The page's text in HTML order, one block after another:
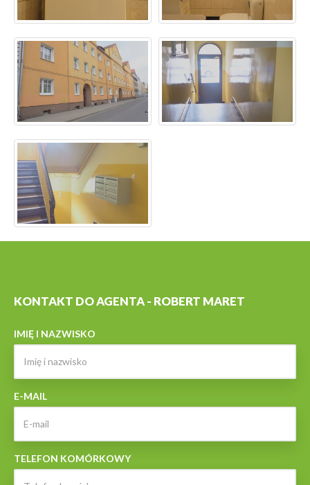
KONTAKT DO AGENTA - ROBERT MARET
IMIĘ I NAZWISKO
E-MAIL
TELEFON KOMÓRKOWY